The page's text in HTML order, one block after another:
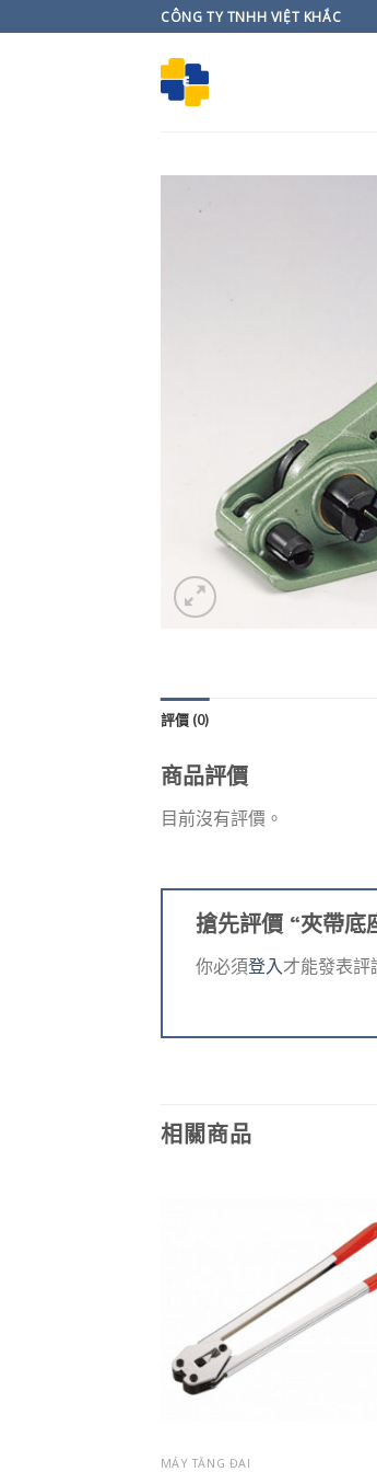
to
CÔNG TY TNHH VIỆT KHẮC
評價 (0)
商品評價
目前沒有評價。
搶先評價 “夾帶底
你必須登入才能發表評
相關商品
MÁY TĂNG ĐAI